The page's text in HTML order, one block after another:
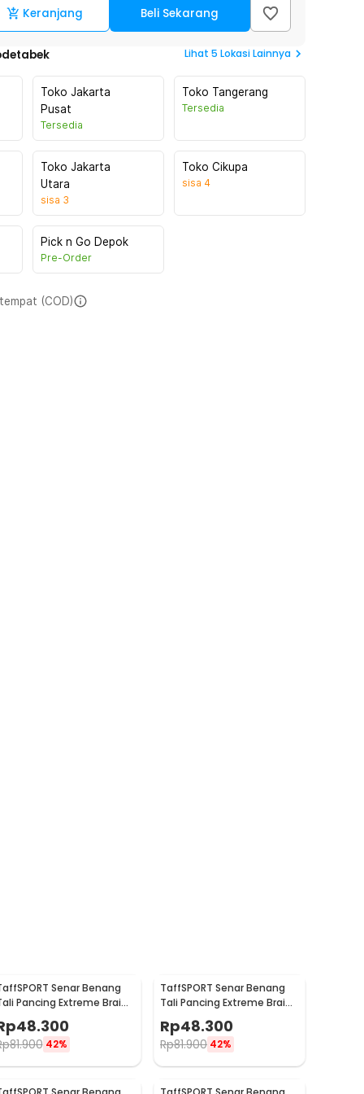
Keranjang Beli Sekarang
Lihat 5 Lokasi Lainnya
Toko Jakarta
Pusat
Tersedia
Toko Tangerang
Tersedia
Toko Jakarta
Utara
sisa 3
Toko Cikupa
sisa 4
Pick n Go Depok
Pre-Order
(COD)
Senar Benang
Pancing Extreme Braid
5.0 500M - FM-PEL
48.300
81.900 42%
TaffSPORT Senar Benang
Tali Pancing Extreme Braid
3.0 500M - FM-PEL
Rp48.300
Rp81.900 42%